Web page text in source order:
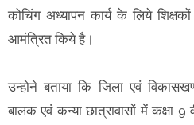
कोचिंग अध्यापन कार्य के लिये
आमंत्रित किये है।
उन्होने बताया कि जिला एवं
बालक एवं कन्या छात्रावासों में कक्षा